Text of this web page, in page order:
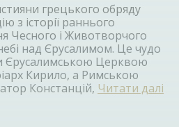
грецького обряду
з історії раннього
Чесного і Животворчого
над Єрусалимом. Це чудо
Єрусалимською Церквою
Кирило, а Римською
Констанцій, Читати далі